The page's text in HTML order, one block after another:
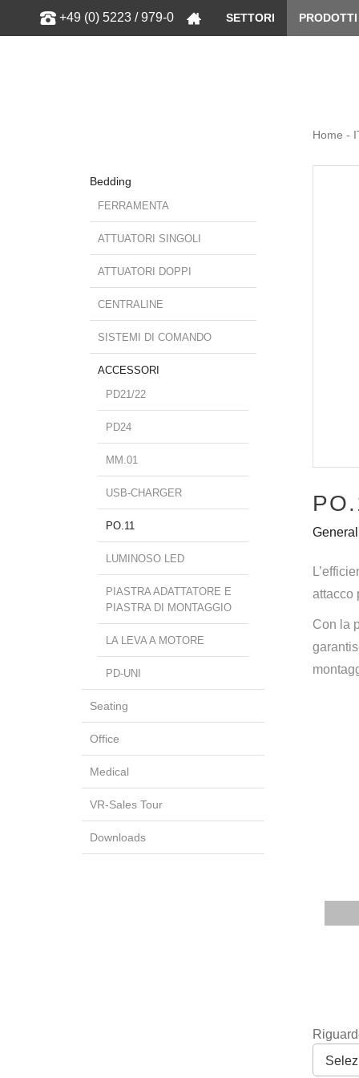
+49 (0) 5223 / 979-0 SETTORI PRODOTTI
Home -
Bedding
FERRAMENTA
ATTUATORI SINGOLI
ATTUATORI DOPPI
CENTRALINE
SISTEMI DI COMANDO
ACCESSORI
PD21/22
PD24
MM.01
USB-CHARGER
PO.11
LUMINOSO LED
PIASTRA ADATTATORE E
PIASTRA DI MONTAGGIO
LA LEVA A MOTORE
PD-UNI
Seating
Office
Medical
VR-Sales Tour
Downloads
General
attacco
Con la